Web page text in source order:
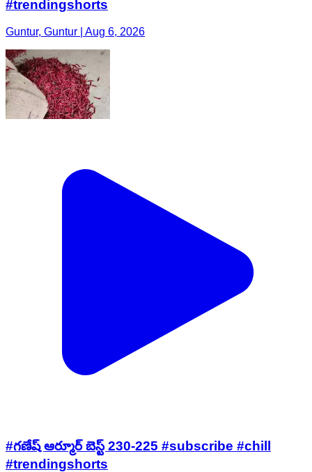
#trendingshorts
Guntur, Guntur | Aug 6, 2026
#గణేష్ ఆర్మూర్ బెస్ట్ 230-225 #subscribe #chill
#trendingshorts